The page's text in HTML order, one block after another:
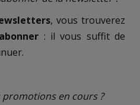
, vous trouverez
: il vous suffit de
en cours ?